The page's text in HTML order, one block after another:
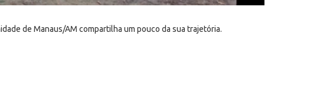
de Manaus/AM compartilha um pouco da sua trajetória.